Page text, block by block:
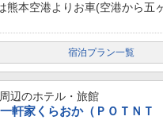
熊本空港よりお車(空港から五
宿泊プラン一覧
周辺のホテル・旅館
軒家くらおか（ＰＯＴＮ